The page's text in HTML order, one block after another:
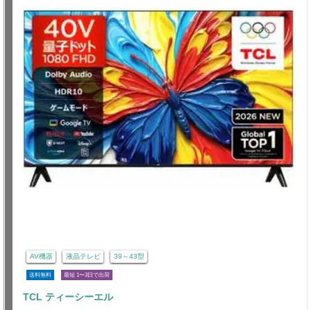
AV機器 液晶テレビ 39～43型
送料無料 最短 1〜3日で出荷
TCL ティーシーエル